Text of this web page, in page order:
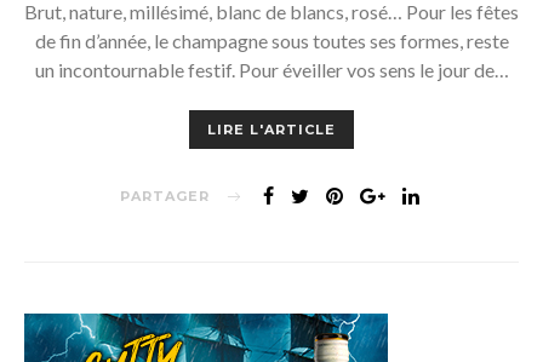
Brut, nature, millésimé, blanc de blancs, rosé… Pour les fêtes
de fin d’année, le champagne sous toutes ses formes, reste
un incontournable festif. Pour éveiller vos sens le jour de…
LIRE L'ARTICLE
PARTAGER